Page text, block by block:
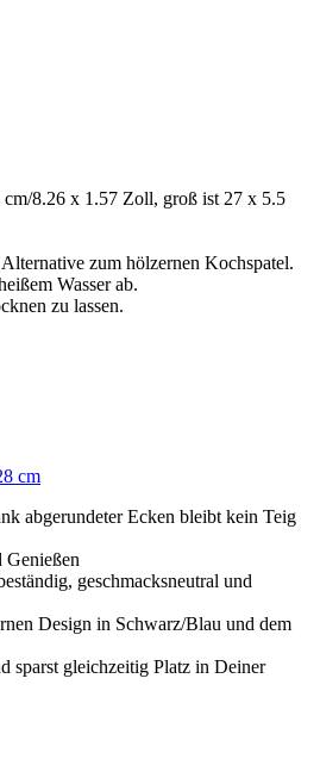
8.26 x 1.57 Zoll, groß ist 27 x 5.5
zum hölzernen Kochspatel.
Wasser ab.
zu lassen.
cm
abgerundeter Ecken bleibt kein Teig
geschmacksneutral und
Design in Schwarz/Blau und dem
sparst gleichzeitig Platz in Deiner